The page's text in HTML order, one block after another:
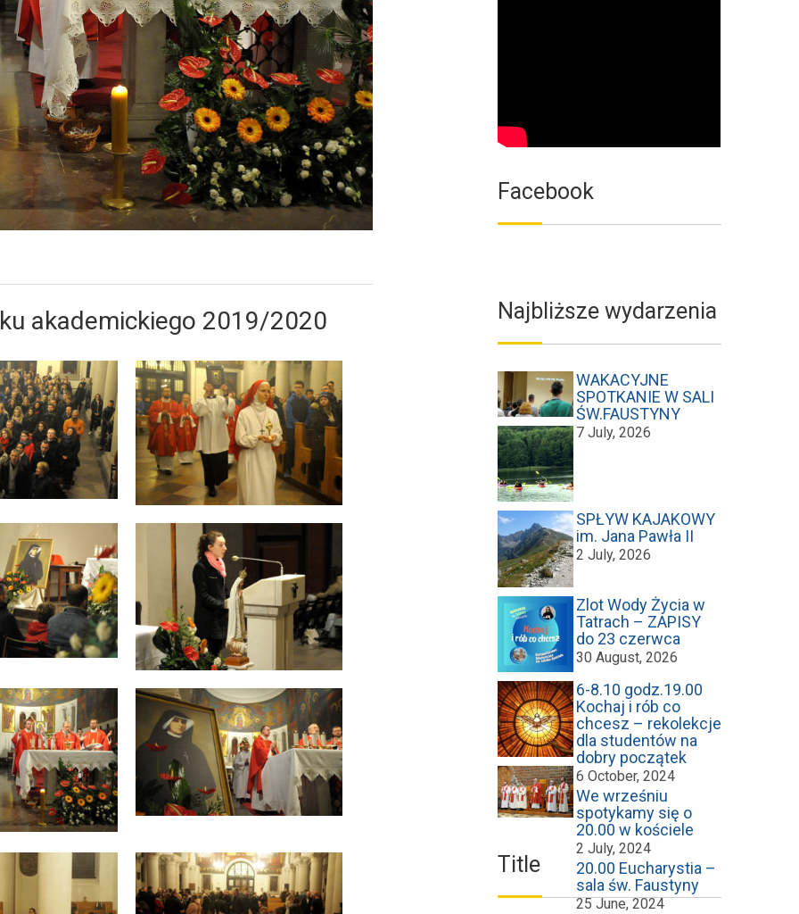
akademickiego 2019/2020
Facebook
Najbliższe wydarzenia
WAKACYJNE
SPOTKANIE W SALI
ŚW.FAUSTYNY
7 July, 2026
SPŁYW KAJAKOWY
im. Jana Pawła II
2 July, 2026
Zlot Wody Życia w
Tatrach – ZAPISY
do 23 czerwca
30 August, 2026
6-8.10 godz.19.00
Kochaj i rób co
chcesz – rekolekcje
dla studentów na
dobry początek
6 October, 2024
We wrześniu
spotykamy się o
20.00 w kościele
2 July, 2024
20.00 Eucharystia –
sala św. Faustyny
25 June, 2024
Title